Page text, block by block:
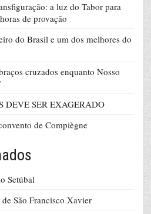
a luz do Tabor para
de provação
do Brasil e um dos melhores do
cruzados enquanto Nosso
DEVE SER EXAGERADO
de Compiègne
Setúbal
São Francisco Xavier